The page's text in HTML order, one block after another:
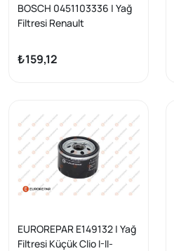
BOSCH 0451103336 | Yağ
Filtresi Renault
na/Modus/Scenic/Logan/
Sandero/Duster 1.4-1.6
₺159,12
EUROREPAR E149132 | Yağ
Filtresi Küçük Clio I-II-